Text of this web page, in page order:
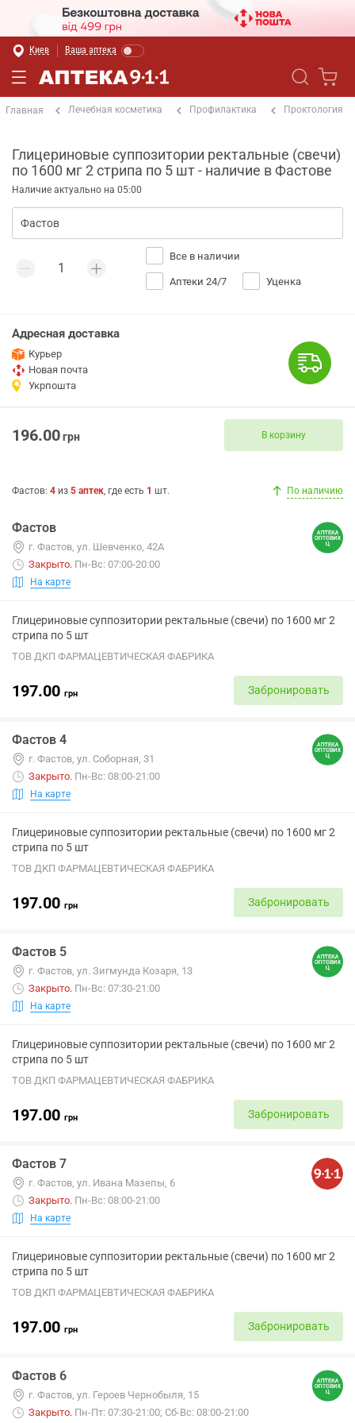
Киев Ваша аптека
Главная Лечебная косметика Профилактика Проктология
Глицериновые суппозитории ректальные (свечи)
по 1600 мг 2 стрипа по 5 шт - наличие в Фастове
Наличие актуально на 05:00
Все в наличии
Аптеки 24/7 Уценка
Адресная доставка
Курьер
Новая почта
Укрпошта
196.00грн В корзину
Фастов: 4 из 5 аптек, где есть 1 шт. По наличию
Фастов
г. Фастов, ул. Шевченко, 42А
Закрыто. Пн-Вс: 07:00-20:00
На карте
Глицериновые суппозитории ректальные (свечи) по 1600 мг 2
стрипа по 5 шт
ТОВ ДКП ФАРМАЦЕВТИЧЕСКАЯ ФАБРИКА
197.00 грн Забронировать
Фастов 4
г. Фастов, ул. Соборная, 31
Закрыто. Пн-Вс: 08:00-21:00
На карте
Глицериновые суппозитории ректальные (свечи) по 1600 мг 2
стрипа по 5 шт
ТОВ ДКП ФАРМАЦЕВТИЧЕСКАЯ ФАБРИКА
197.00 грн Забронировать
Фастов 5
г. Фастов, ул. Зигмунда Козаря, 13
Закрыто. Пн-Вс: 07:30-21:00
На карте
Глицериновые суппозитории ректальные (свечи) по 1600 мг 2
стрипа по 5 шт
ТОВ ДКП ФАРМАЦЕВТИЧЕСКАЯ ФАБРИКА
197.00 грн Забронировать
Фастов 7
г. Фастов, ул. Ивана Мазепы, 6
Закрыто. Пн-Вс: 08:00-21:00
На карте
Глицериновые суппозитории ректальные (свечи) по 1600 мг 2
стрипа по 5 шт
ТОВ ДКП ФАРМАЦЕВТИЧЕСКАЯ ФАБРИКА
197.00 грн Забронировать
Фастов 6
г. Фастов, ул. Героев Чернобыля, 15
Закрыто. Пн-Пт: 07:30-21:00; Сб-Вс: 08:00-21:00